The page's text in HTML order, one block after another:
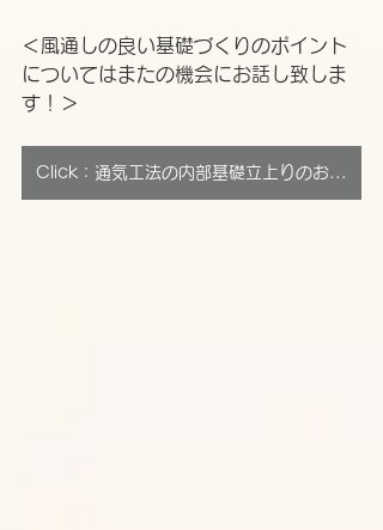
＜風通しの良い基礎づくりのポイント
についてはまたの機会にお話し致しま
す！＞
Click：通気工法の内部基礎立上りのお話し